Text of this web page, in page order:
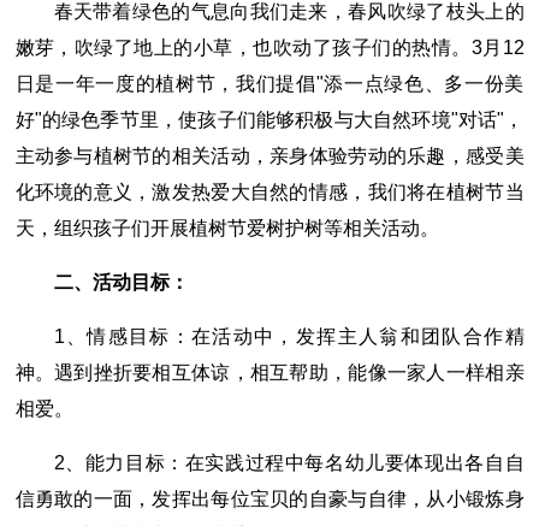
春天带着绿色的气息向我们走来，春风吹绿了枝头上的
嫩芽，吹绿了地上的小草，也吹动了孩子们的热情。3月12
日是一年一度的植树节，我们提倡"添一点绿色、多一份美
好"的绿色季节里，使孩子们能够积极与大自然环境"对话"，
主动参与植树节的相关活动，亲身体验劳动的乐趣，感受美
化环境的意义，激发热爱大自然的情感，我们将在植树节当
天，组织孩子们开展植树节爱树护树等相关活动。
二、活动目标：
1、情感目标：在活动中，发挥主人翁和团队合作精
神。遇到挫折要相互体谅，相互帮助，能像一家人一样相亲
相爱。
2、能力目标：在实践过程中每名幼儿要体现出各自自
信勇敢的一面，发挥出每位宝贝的自豪与自律，从小锻炼身